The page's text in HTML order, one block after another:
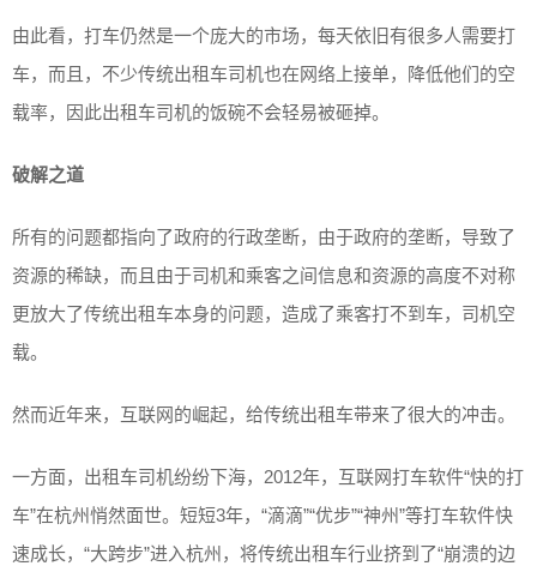
由此看，打车仍然是一个庞大的市场，每天依旧有很多人需要打
车，而且，不少传统出租车司机也在网络上接单，降低他们的空
载率，因此出租车司机的饭碗不会轻易被砸掉。
破解之道
所有的问题都指向了政府的行政垄断，由于政府的垄断，导致了
资源的稀缺，而且由于司机和乘客之间信息和资源的高度不对称
更放大了传统出租车本身的问题，造成了乘客打不到车，司机空
载。
然而近年来，互联网的崛起，给传统出租车带来了很大的冲击。
一方面，出租车司机纷纷下海，2012年，互联网打车软件“快的打
车”在杭州悄然面世。短短3年，“滴滴”“优步”“神州”等打车软件快
速成长，“大跨步”进入杭州，将传统出租车行业挤到了“崩溃的边